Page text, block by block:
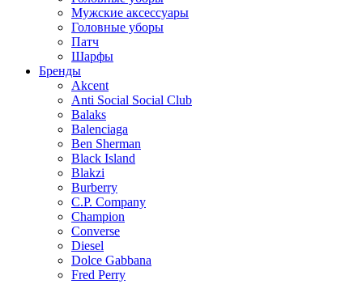
Мужские аксессуары
Головные уборы
Патч
Шарфы
Бренды
Akcent
Anti Social Social Club
Balaks
Balenciaga
Ben Sherman
Black Island
Blakzi
Burberry
C.P. Company
Champion
Converse
Diesel
Dolce Gabbana
Fred Perry